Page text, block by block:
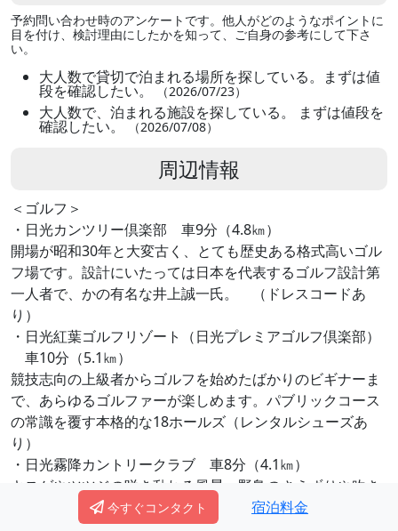
予約問い合わせ時のアンケートです。他人がどのようなポイントに
目を付け、検討理由にしたかを知って、ご自身の参考にして下さ
い。
大人数で貸切で泊まれる場所を探している。まずは値
段を確認したい。 （2026/07/23）
大人数で、泊まれる施設を探している。 まずは値段を
確認したい。 （2026/07/08）
周辺情報
＜ゴルフ＞
・日光カンツリー倶楽部 車9分（4.8㎞）
開場が昭和30年と大変古く、とても歴史ある格式高いゴル
フ場です。設計にいたっては日本を代表するゴルフ設計第
一人者で、かの有名な井上誠一氏。 （ドレスコードあ
り）
・日光紅葉ゴルフリゾート（日光プレミアゴルフ倶楽部）
車10分（5.1㎞）
競技志向の上級者からゴルフを始めたばかりのビギナーま
で、あらゆるゴルファーが楽しめます。パブリックコース
の常識を覆す本格的な18ホールズ（レンタルシューズあ
り）
・日光霧降カントリークラブ 車8分（4.1㎞）
キスゲやツツジの咲き乱れる風景、野鳥のさえずりや吹き
渡る、涼風国立公園ならではの最大限に自然を活かした美
今すぐコンタクト 宿泊料金